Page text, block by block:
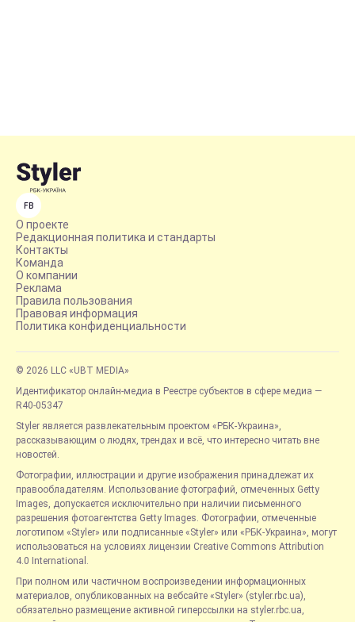
FB
О проекте
Редакционная политика и стандарты
Контакты
Команда
О компании
Реклама
Правила пользования
Правовая информация
Политика конфиденциальности
© 2026 LLC «UBT MEDIA»
Идентификатор онлайн-медиа в Реестре субъектов в сфере медиа —
R40-05347
Styler является развлекательным проектом «РБК-Украина»,
рассказывающим о людях, трендах и всё, что интересно читать вне
новостей.
Фотографии, иллюстрации и другие изображения принадлежат их
правообладателям. Использование фотографий, отмеченных Getty
Images, допускается исключительно при наличии письменного
разрешения фотоагентства Getty Images. Фотографии, отмеченные
логотипом «Styler» или подписанные «Styler» или «РБК-Украина», могут
использоваться на условиях лицензии Creative Commons Attribution
4.0 International.
При полном или частичном воспроизведении информационных
материалов, опубликованных на вебсайте «Styler» (styler.rbc.ua),
обязательно размещение активной гиперссылки на styler.rbc.ua,